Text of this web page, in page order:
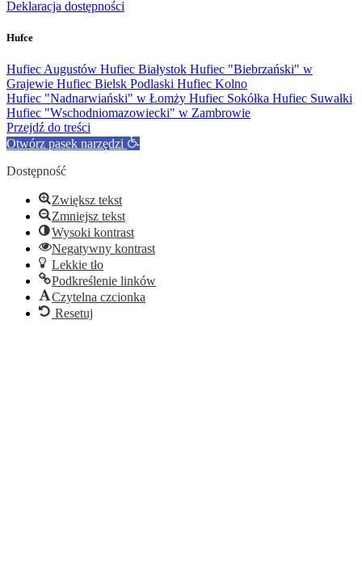
Deklaracja dostępności
Hufce
Hufiec Augustów Hufiec Białystok Hufiec "Biebrzański" w
Grajewie Hufiec Bielsk Podlaski Hufiec Kolno
Hufiec "Nadnarwiański" w Łomży Hufiec Sokółka Hufiec Suwałki
Hufiec "Wschodniomazowiecki" w Zambrowie
Przejdź do treści
Otwórz pasek narzędzi
Dostępność
Zwiększ tekst
Zmniejsz tekst
Wysoki kontrast
Negatywny kontrast
Lekkie tło
Podkreślenie linków
Czytelna czcionka
Resetuj